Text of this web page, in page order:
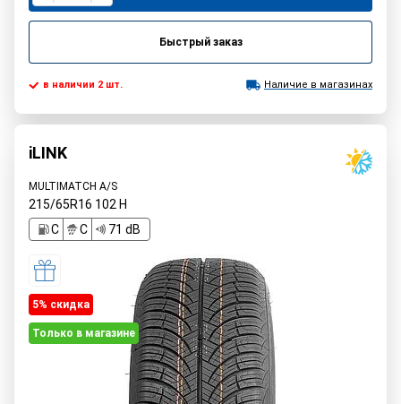
Быстрый заказ
в наличии 2 шт. Наличие в магазинах
iLINK
MULTIMATCH A/S
215/65R16 102 H
C
C 71 dB
5% cкидка
Только в магазине